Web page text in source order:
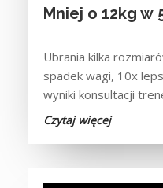
Mniej o 12kg w
Ubrania kilka
spadek wagi, 10x
wyniki konsultacji
Czytaj więcej